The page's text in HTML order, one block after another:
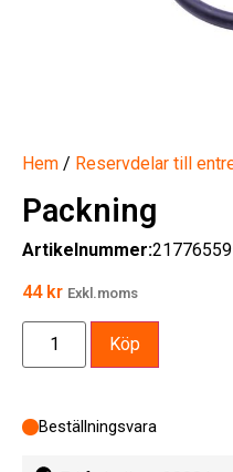
Hem / Reservdelar till
Packning
Artikelnummer:21776559
44 kr Exkl.moms
Beställningsvara
Köp